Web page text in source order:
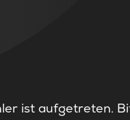
ist aufgetreten.